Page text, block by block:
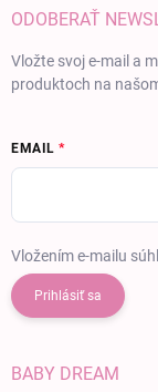
ODOBERAŤ
Vložte svoj e-mail a
produktoch na
EMAIL
Vložením e-mailu
Prihlásiť sa
BABY DREAM